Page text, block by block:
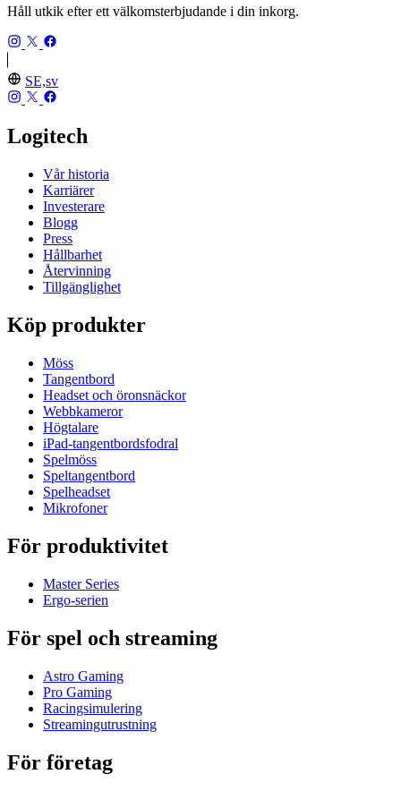
Håll utkik efter ett välkomsterbjudande i din inkorg.
SE,sv
Logitech
Vår historia
Karriärer
Investerare
Blogg
Press
Hållbarhet
Återvinning
Tillgänglighet
Köp produkter
Möss
Tangentbord
Headset och öronsnäckor
Webbkameror
Högtalare
iPad-tangentbordsfodral
Spelmöss
Speltangentbord
Spelheadset
Mikrofoner
För produktivitet
Master Series
Ergo-serien
För spel och streaming
Astro Gaming
Pro Gaming
Racingsimulering
Streamingutrustning
För företag